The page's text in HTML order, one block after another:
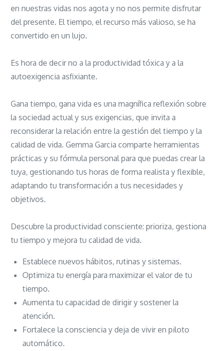
en nuestras vidas nos agota y no nos permite disfrutar
del presente. El tiempo, el recurso más valioso, se ha
convertido en un lujo.
Es hora de decir no a la productividad tóxica y a la
autoexigencia asfixiante.
Gana tiempo, gana vida es una magnífica reflexión sobre
la sociedad actual y sus exigencias, que invita a
reconsiderar la relación entre la gestión del tiempo y la
calidad de vida. Gemma Garcia comparte herramientas
prácticas y su fórmula personal para que puedas crear la
tuya, gestionando tus horas de forma realista y flexible,
adaptando tu transformación a tus necesidades y
objetivos.
Descubre la productividad consciente: prioriza, gestiona
tu tiempo y mejora tu calidad de vida.
Establece nuevos hábitos, rutinas y sistemas.
Optimiza tu energía para maximizar el valor de tu
tiempo.
Aumenta tu capacidad de dirigir y sostener la
atención.
Fortalece la consciencia y deja de vivir en piloto
automático.